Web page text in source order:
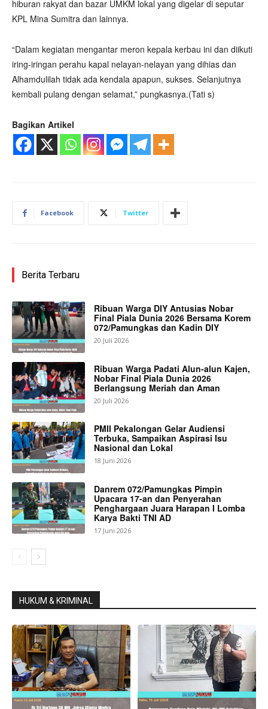
hiburan rakyat dan bazar UMKM lokal yang digelar di seputar
KPL Mina Sumitra dan lainnya.
“Dalam kegiatan mengantar meron kepala kerbau ini dan diikuti
iring-iringan perahu kapal nelayan-nelayan yang dihias dan
Alhamdulilah tidak ada kendala apapun, sukses. Selanjutnya
kembali pulang dengan selamat,” pungkasnya.(Tati s)
Bagikan Artikel
Facebook Twitter
Berita Terbaru
Ribuan Warga DIY Antusias Nobar
Final Piala Dunia 2026 Bersama Korem
072/Pamungkas dan Kadin DIY
20 Juli 2026
Ribuan Warga Padati Alun-alun Kajen,
Nobar Final Piala Dunia 2026
Berlangsung Meriah dan Aman
20 Juli 2026
PMII Pekalongan Gelar Audiensi
Terbuka, Sampaikan Aspirasi Isu
Nasional dan Lokal
18 Juni 2026
Danrem 072/Pamungkas Pimpin
Upacara 17-an dan Penyerahan
Penghargaan Juara Harapan I Lomba
Karya Bakti TNI AD
17 Juni 2026
HUKUM & KRIMINAL